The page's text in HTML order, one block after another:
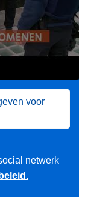
voor
netwerk